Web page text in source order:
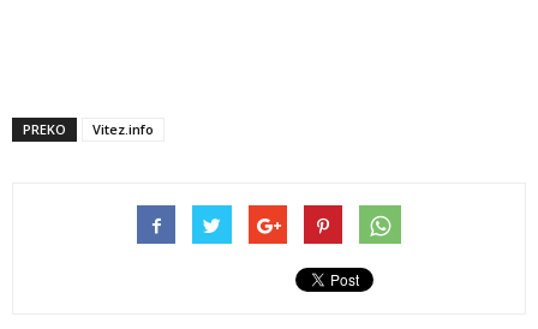
PREKO Vitez.info